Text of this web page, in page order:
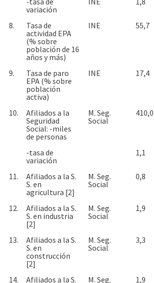
variación
8.
Tasa de
actividad EPA
(% sobre
población de 16
años y más)
INE 55,7
9.
Tasa de paro
EPA (% sobre
población
activa)
INE 17,4
10.
Afiliados a la
Seguridad
Social: -miles
de personas
M. Seg.
Social
410,0
-tasa de
variación
1,1
11.
Afiliados a la S.
S. en
agricultura [2]
M. Seg.
Social
0,8
12.
Afiliados a la S.
S. en industria
[2]
M. Seg.
Social
1,9
13.
Afiliados a la S.
S. en
construcción
[2]
M. Seg.
Social
3,3
14.
Afiliados a la S.
M. Seg.
1,9